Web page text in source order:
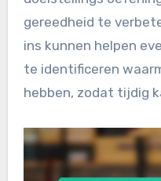
gereedheid te
ins kunnen helpen
te identificeren
hebben, zodat tijdig